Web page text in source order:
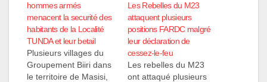
hommes armés
menacent la securité des
habitants de la Localité
TUNDA et leur betail
Plusieurs villages du
Groupement Biiri dans
le territoire de Masisi,
Les Rebelles du M23
attaquent plusieurs
positions FARDC malgré
leur déclaration de
cessez-le-feu
Les rebelles du M23
ont attaqué plusieurs